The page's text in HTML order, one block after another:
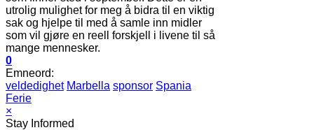
utrolig mulighet for meg å bidra til en viktig
sak og hjelpe til med å samle inn midler
som vil gjøre en reell forskjell i livene til så
mange mennesker.
0
Emneord:
veldedighet Marbella sponsor Spania
Ferie
×
Stay Informed